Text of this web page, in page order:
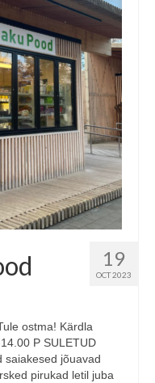
19
OCT 2023
ostma! Kärdla
P SULETUD
saiakesed jõuavad
pirukad letil juba